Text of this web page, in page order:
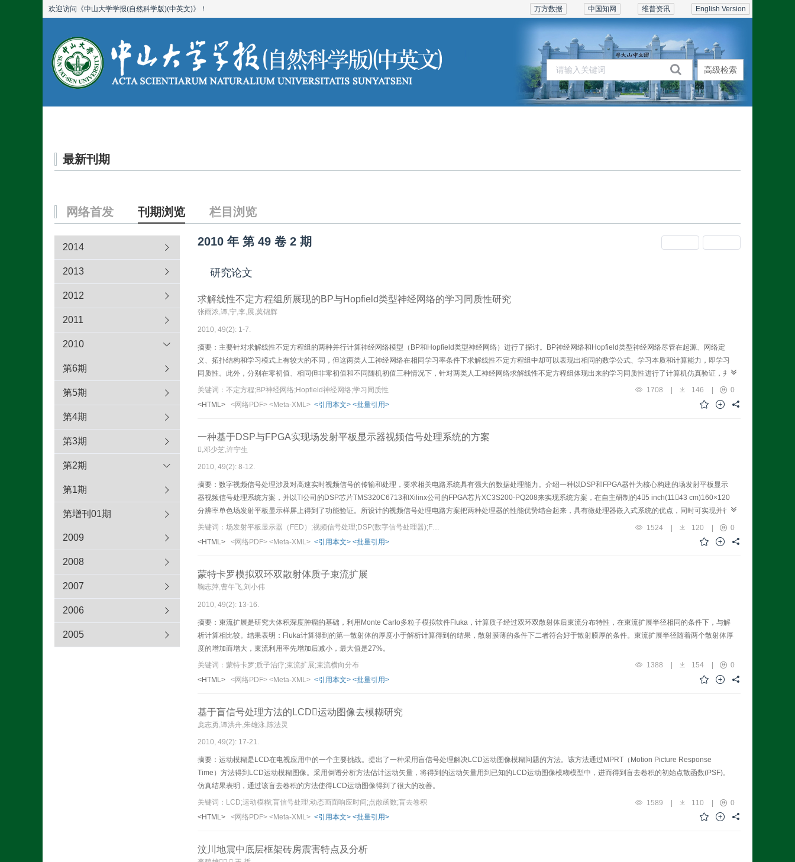
欢迎访问《中山大学学报(自然科学版)(中英文)》！ English Version
维普资讯
中国知网
万方数据
高级检索
最新刊期
网络首发 刊期浏览 栏目浏览
2014
2013
2012
2011
2010
第6期
第5期
第4期
第3期
第2期
第1期
第增刊01期
2009
2008
2007
2006
2005
2010 年 第 49 卷 2 期
研究论文
求解线性不定方程组所展现的BP与Hopfield类型神经网络的学习同质性研究
张雨浓,谭,宁,李,展,莫锦辉
2010, 49(2): 1-7.
摘要：主要针对求解线性不定方程组的两种并行计算神经网络模型（BP和Hopfield类型神经网络）进行了探讨。BP神经网络和Hopfield类型神经网络尽管在起源、网络定
义、拓扑结构和学习模式上有较大的不同，但这两类人工神经网络在相同学习率条件下求解线性不定方程组中却可以表现出相同的数学公式、学习本质和计算能力，即学习
同质性。此外，分别在零初值、相同但非零初值和不同随机初值三种情况下，针对两类人工神经网络求解线性不定方程组体现出来的学习同质性进行了计算机仿真验证，并
证实了两类神经网络算法的有效性。
关键词：不定方程;BP神经网络;Hopfield神经网络;学习同质性 1708 146
0
<HTML>
<网络PDF> <Meta-XML> <引用本文> <批量引用>
一种基于DSP与FPGA实现场发射平板显示器视频信号处理系统的方案
,邓少芝,许宁生
2010, 49(2): 8-12.
摘要：数字视频信号处理涉及对高速实时视频信号的传输和处理，要求相关电路系统具有强大的数据处理能力。介绍一种以DSP和FPGA器件为核心构建的场发射平板显示
器视频信号处理系统方案，并以TI公司的DSP芯片TMS320C6713和Xilinx公司的FPGA芯片XC3S200-PQ208来实现系统方案，在自主研制的45 inch(1143 cm)160×120
分辨率单色场发射平板显示样屏上得到了功能验证。所设计的视频信号处理电路方案把两种处理器的性能优势结合起来，具有微处理器嵌入式系统的优点，同时可实现并行
算法结构，满足视频信号传输和处理的高速实时性要求。
关键词：场发射平板显示器（FED）;视频信号处理;DSP(数字信号处理器);FPGA（现场可编程门阵列） 1524 | 120 |
0
<HTML>
<网络PDF> <Meta-XML> <引用本文> <批量引用>
蒙特卡罗模拟双环双散射体质子束流扩展
鞠志萍,曹午飞,刘小伟
2010, 49(2): 13-16.
摘要：束流扩展是研究大体积深度肿瘤的基础，利用Monte Carlo多粒子模拟软件Fluka，计算质子经过双环双散射体后束流分布特性，在束流扩展半径相同的条件下，与解
析计算相比较。结果表明：Fluka计算得到的第一散射体的厚度小于解析计算得到的结果，散射膜薄的条件下二者符合好于散射膜厚的条件。束流扩展半径随着两个散射体厚
度的增加而增大，束流利用率先增加后减小，最大值是27%。
关键词：蒙特卡罗;质子治疗;束流扩展;束流横向分布
1388 154
0
<HTML>
<网络PDF> <Meta-XML> <引用本文> <批量引用>
基于盲信号处理方法的LCD运动图像去模糊研究
庞志勇,谭洪舟,朱雄泳,陈法灵
2010, 49(2): 17-21.
摘要：运动模糊是LCD在电视应用中的一个主要挑战。提出了一种采用盲信号处理解决LCD运动图像模糊问题的方法。该方法通过MPRT（Motion Picture Response
Time）方法得到LCD运动模糊图像。采用倒谱分析方法估计运动矢量，将得到的运动矢量用到已知的LCD运动图像模糊模型中，进而得到盲去卷积的初始点散函数(PSF)。
仿真结果表明，通过该盲去卷积的方法使得LCD运动图像得到了很大的改善。
关键词：LCD;运动模糊;盲信号处理;动态画面响应时间;点散函数;盲去卷积
1589 110
0
<HTML>
<网络PDF> <Meta-XML> <引用本文> <批量引用>
汶川地震中底层框架砖房震害特点及分析